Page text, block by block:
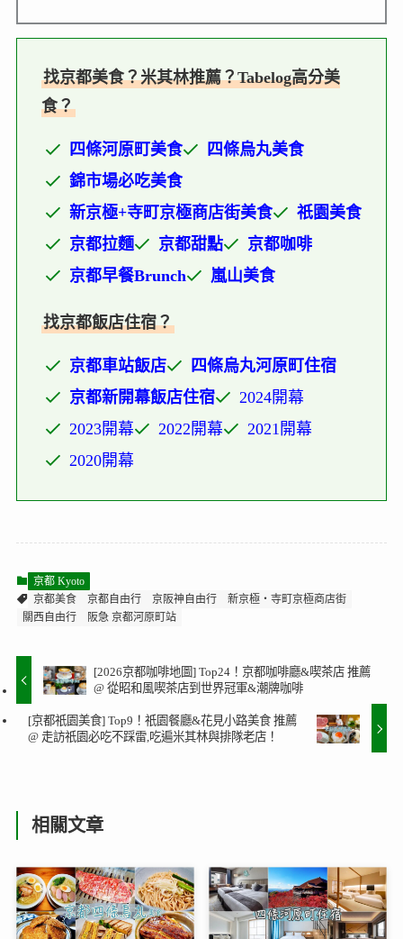
找京都美食？米其林推薦？Tabelog高分美
食？
四條河原町美食
四條烏丸美食
錦市場必吃美食
新京極+寺町京極商店街美食
祇園美食
京都拉麵
京都甜點
京都咖啡
京都早餐Brunch
嵐山美食
找京都飯店住宿？
京都車站飯店
四條烏丸河原町住宿
京都新開幕飯店住宿
2024開幕
2023開幕
2022開幕
2021開幕
2020開幕
京都 Kyoto
京都美食
京都自由行 京阪神自由行
新京極・寺町京極商店街
關西自由行
阪急 京都河原町站
[2026京都咖啡地圖] Top24！京都咖啡廳&喫茶店 推薦
@ 從昭和風喫茶店到世界冠軍&潮牌咖啡
[京都祇園美食] Top9！祇園餐廳&花見小路美食 推薦
@ 走訪祇園必吃不踩雷,吃遍米其林與排隊老店！
相關文章